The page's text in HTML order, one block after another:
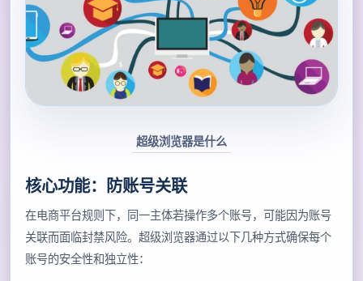
超级浏览器是什么
核心功能：防账号关联
在电商平台规则下，同一主体若操作多个账号，可能因为账号
关联而面临封禁风险。超级浏览器通过以下几种方式确保每个
账号的安全性和独立性：